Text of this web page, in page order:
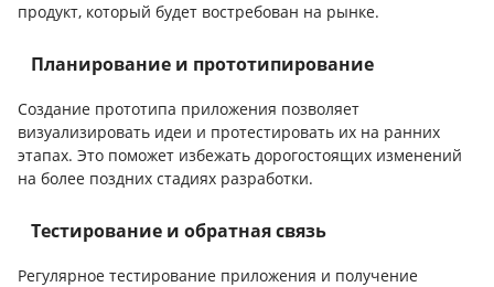
продукт, который будет востребован на рынке.
Планирование и прототипирование
Создание прототипа приложения позволяет
визуализировать идеи и протестировать их на ранних
этапах. Это поможет избежать дорогостоящих изменений
на более поздних стадиях разработки.
Тестирование и обратная связь
Регулярное тестирование приложения и получение